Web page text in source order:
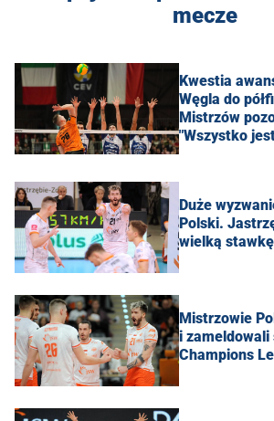
mecze
Kwestia
Węgla do
Mistrzów
"Wszystko
Duże
Polski.
wielką
Mistrzowie
i
Champions